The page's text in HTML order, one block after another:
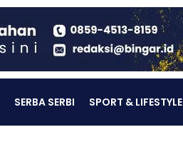
SERBA SERBI SPORT & LIFESTYLE